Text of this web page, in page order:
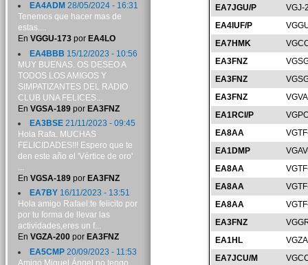
EA7JGU/P
VGJ-
EA4IUF/P
EA7HMK
EA3FNZ
EA3FNZ
EA3FNZ
EA1RCI/P
EA8AA
EA1DMP
EA8AA
EA8AA
EA8AA
EA3FNZ
EA1HL
EA7JCU/M
EA4ADM 28/05/2024 - 16:31
Tenemos que hacer mas de
estas....
En VGGU-173por EA4LO
EA4BBB 15/12/2023 - 10:56
MUY BUENAS. OS DESEO A
TODOS LOS AMIGOS Y
SIMPATIZANTES DEL RADIO
CLUB UNA FELICES...
En VGSA-189por EA3FNZ
EA3BSE21/11/2023 - 09:45
Hola Rafa. MUCHAS
FELICIDADES!!! Espero que te
den este año el 'Vértice de oro'
...
En VGSA-189por EA3FNZ
EA7BY16/11/2023 - 13:51
Hola amigo Rafael:te felicito por
por tu forma de llevar las
actividades,eres un f...
En VGZA-200por EA3FNZ
EA5CMP20/09/2023 - 11:53
Amigo Miguel Ángel no tengo